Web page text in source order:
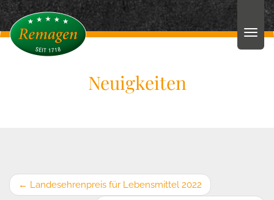
Neuigkeiten
← Landesehrenpreis für Lebensmittel 2022